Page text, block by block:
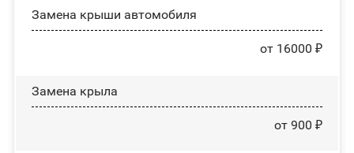
Замена крыши автомобиля
от 16000 ₽
Замена крыла
от 900 ₽